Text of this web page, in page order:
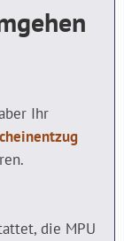
Ihr
die MPU